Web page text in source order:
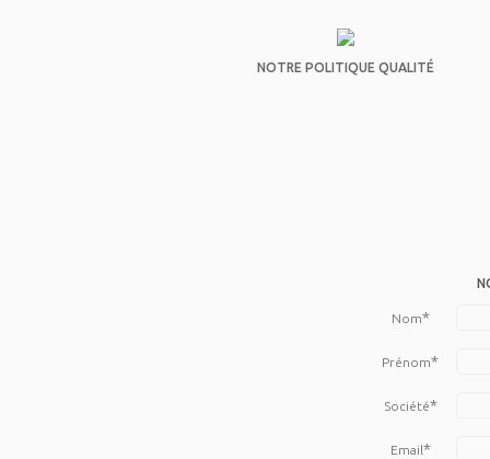
NOTRE POLITIQUE QUALITÉ
Nom*
Prénom*
Société*
Email*